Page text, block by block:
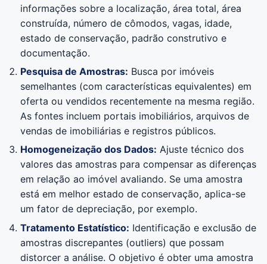
informações sobre a localização, área total, área
construída, número de cômodos, vagas, idade,
estado de conservação, padrão construtivo e
documentação.
Pesquisa de Amostras: Busca por imóveis
semelhantes (com características equivalentes) em
oferta ou vendidos recentemente na mesma região.
As fontes incluem portais imobiliários, arquivos de
vendas de imobiliárias e registros públicos.
Homogeneização dos Dados: Ajuste técnico dos
valores das amostras para compensar as diferenças
em relação ao imóvel avaliando. Se uma amostra
está em melhor estado de conservação, aplica-se
um fator de depreciação, por exemplo.
Tratamento Estatístico: Identificação e exclusão de
amostras discrepantes (outliers) que possam
distorcer a análise. O objetivo é obter uma amostra